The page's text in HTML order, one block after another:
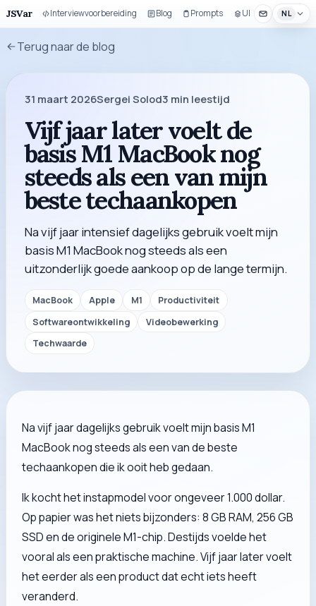
JSVar Interviewvoorbereiding Blog Prompts UI-bouwsetNL
Terug naar de blog
31 maart 2026Sergei Solod3 min leestijd
Vijf jaar later voelt de
basis M1 MacBook nog
steeds als een van mijn
beste techaankopen
Na vijf jaar intensief dagelijks gebruik voelt mijn
basis M1 MacBook nog steeds als een
uitzonderlijk goede aankoop op de lange termijn.
MacBook Apple M1
Productiviteit
Softwareontwikkeling
Videobewerking
Techwaarde
Na vijf jaar dagelijks gebruik voelt mijn basis M1
MacBook nog steeds als een van de beste
techaankopen die ik ooit heb gedaan.
Ik kocht het instapmodel voor ongeveer 1.000 dollar.
Op papier was het niets bijzonders: 8 GB RAM, 256 GB
SSD en de originele M1-chip. Destijds voelde het
vooral als een praktische machine. Vijf jaar later voelt
het eerder als een product dat echt iets heeft
veranderd.